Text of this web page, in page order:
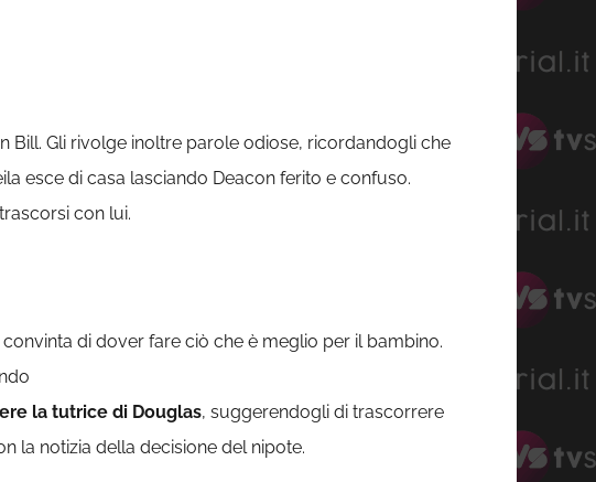
Bill. Gli rivolge inoltre parole odiose, ricordandogli che
esce di casa lasciando Deacon ferito e confuso.
con lui.
di dover fare ciò che è meglio per il bambino.
la tutrice di Douglas, suggerendogli di trascorrere
la notizia della decisione del nipote.